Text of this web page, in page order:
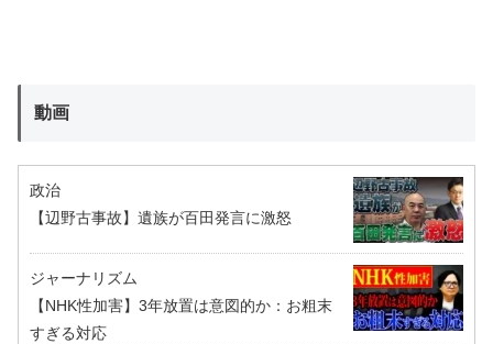
動画
政治
【辺野古事故】遺族が百田発言に激怒
ジャーナリズム
【NHK性加害】3年放置は意図的か：お粗末
すぎる対応